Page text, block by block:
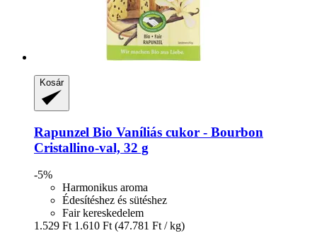
Kosár
Rapunzel Bio Vaníliás cukor -​ Bourbon
Cristallino-​val, 32 g
-5%
Harmonikus aroma
Édesítéshez és sütéshez
Fair kereskedelem
1.529 Ft 1.610 Ft (47.781 Ft / kg)